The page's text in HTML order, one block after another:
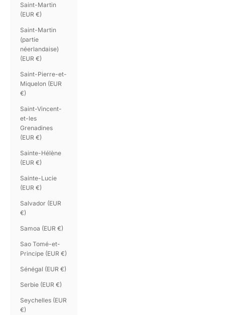
Saint-Martin
(EUR €)
Saint-Martin
(partie
néerlandaise)
(EUR €)
Saint-Pierre-et-
Miquelon (EUR
€)
Saint-Vincent-
et-les
Grenadines
(EUR €)
Sainte-Hélène
(EUR €)
Sainte-Lucie
(EUR €)
Salvador (EUR
€)
Samoa (EUR €)
Sao Tomé-et-
Principe (EUR €)
Sénégal (EUR €)
Serbie (EUR €)
Seychelles (EUR
€)